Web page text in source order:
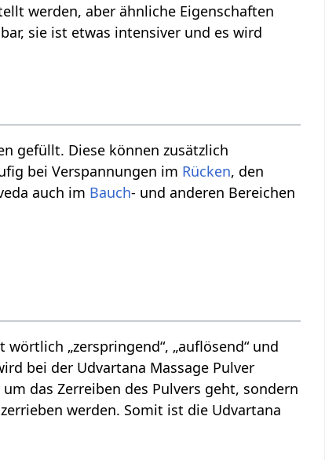
werden, aber ähnliche Eigenschaften
sie ist etwas intensiver und es wird
gefüllt. Diese können zusätzlich
bei Verspannungen im Rücken, den
auch im Bauch- und anderen Bereichen
wörtlich „zerspringend“, „auflösend“ und
bei der Udvartana Massage Pulver
das Zerreiben des Pulvers geht, sondern
zerrieben werden. Somit ist die Udvartana